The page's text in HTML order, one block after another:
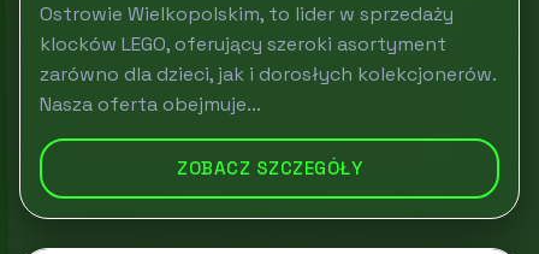
Ostrowie Wielkopolskim, to lider w sprzedaży
klocków LEGO, oferujący szeroki asortyment
zarówno dla dzieci, jak i dorosłych kolekcjonerów.
Nasza oferta obejmuje...
ZOBACZ SZCZEGÓŁY